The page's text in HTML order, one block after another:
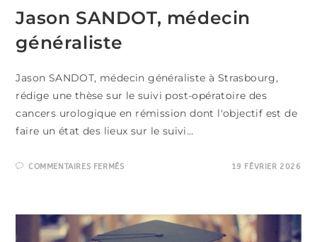
Jason SANDOT, médecin
généraliste
Jason SANDOT, médecin généraliste à Strasbourg,
rédige une thèse sur le suivi post-opératoire des
cancers urologique en rémission dont l'objectif est de
faire un état des lieux sur le suivi…
COMMENTAIRES FERMÉSSUR 19 FÉVRIER 2026